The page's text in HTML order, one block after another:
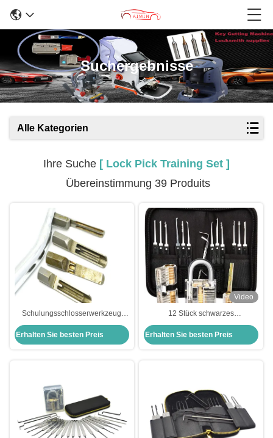
Suchergebnisse
Alle Kategorien
Ihre Suche [ Lock Pick Training Set ]
Übereinstimmung 39 Produits
Schulungsschlosserwerkzeug
Baodean Schloss schnelle
Werkzeuge 4pcs Schloss Picking
Set
Erhalten Sie besten Preis
Video
12 Stück schwarzes
Schlosserwerkzeug Schlosspick
Set Transparentes Schlosspick-
Übungskit Werkzeuge
Erhalten Sie besten Preis